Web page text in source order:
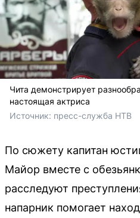
Чита демонстрирует
настоящая актриса
Источник: пресс-служба НТВ
По сюжету капитан
Майор вместе с
расследуют
напарник помогает